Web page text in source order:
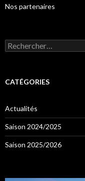
Nos partenaires
Rechercher :
CATÉGORIES
Actualités
Saison 2024/2025
Saison 2025/2026